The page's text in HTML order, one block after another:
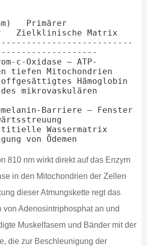
Primärer
Zielklinische Matrix
c-Oxidase – ATP-
tiefen Mitochondrien
Hämoglobin
mikrovaskulären
Barriere – Fenster
Wassermatrix
810 nm wirkt direkt auf das Enzym
in den Mitochondrien der Zellen
dieser Atmungskette regt das
von Adenosintriphosphat an und
Muskelfasern und Bänder mit der
die zur Beschleunigung der